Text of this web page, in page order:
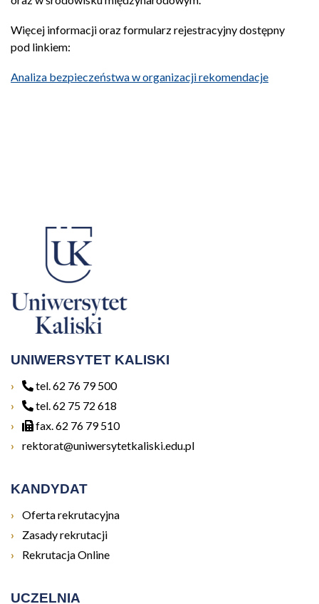
Więcej informacji oraz formularz rejestracyjny dostępny
pod linkiem:
Analiza bezpieczeństwa w organizacji rekomendacjeotwiera
UNIWERSYTET KALISKI
tel. 62 76 79 500
tel. 62 75 72 618
fax. 62 76 79 510
rektorat@uniwersytetkaliski.edu.pl
KANDYDAT
Oferta rekrutacyjnaOtwiera się w nowym oknie
Zasady rekrutacjiOtwiera się w nowym oknie
Rekrutacja OnlineOtwiera się w nowym oknie
UCZELNIA